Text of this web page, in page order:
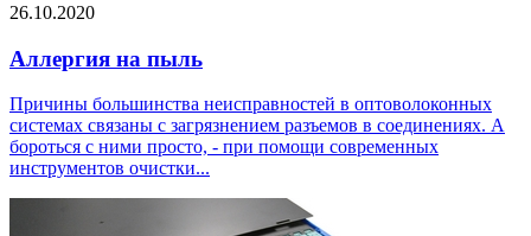
26.10.2020
Аллергия на пыль
Причины большинства неисправностей в оптоволоконных
системах связаны с загрязнением разъемов в соединениях. А
бороться с ними просто, - при помощи современных
инструментов очистки...